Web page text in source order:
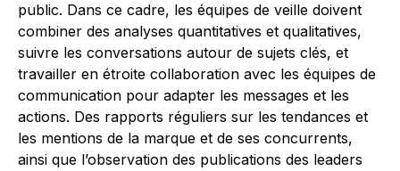
public. Dans ce cadre, les équipes de veille doivent
combiner des analyses quantitatives et qualitatives,
suivre les conversations autour de sujets clés, et
travailler en étroite collaboration avec les équipes de
communication pour adapter les messages et les
actions. Des rapports réguliers sur les tendances et
les mentions de la marque et de ses concurrents,
ainsi que l’observation des publications des leaders